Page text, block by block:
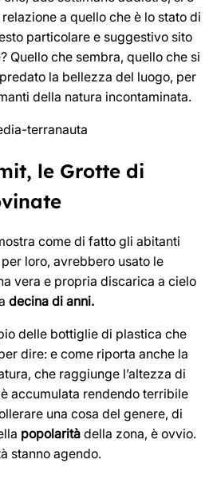
a quello che è lo stato di
particolare e suggestivo sito
Quello che sembra, quello che si
la bellezza del luogo, per
della natura incontaminata.
terranauta
le Grotte di
come di fatto gli abitanti
loro, avrebbero usato le
vera e propria discarica a cielo
decina di anni.
delle bottiglie di plastica che
dire: e come riporta anche la
che raggiunge l’altezza di
è accumulata rendendo terribile
una cosa del genere, di
popolarità della zona, è ovvio.
stanno agendo.